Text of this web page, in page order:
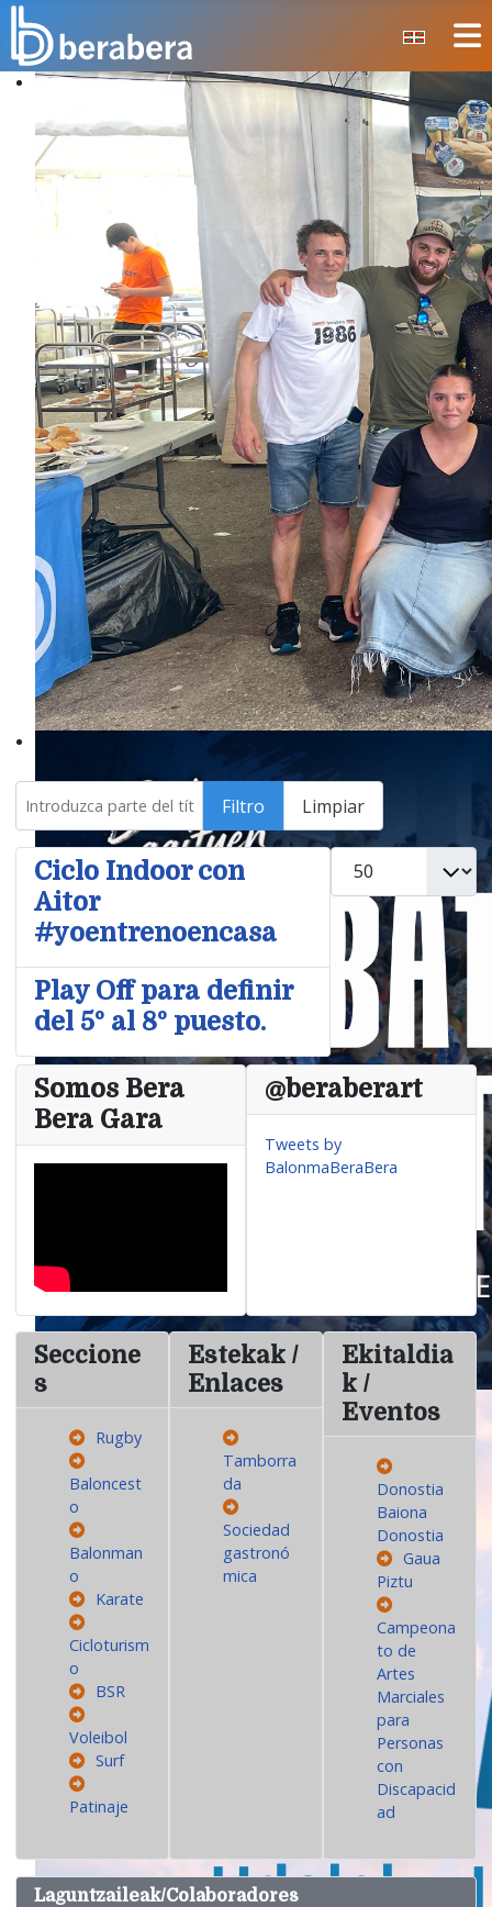
CERRAR
CLUB
MANTEO
SECCIONES
ÁREA SOCIAL
PREVENCIÓN DE LA VIOLENCIA
BERA BERA IZARRAK
Filtro Limpiar
Cantidad
Ciclo Indoor con
Aitor
#yoentrenoencasa
Play Off para definir
del 5º al 8º puesto.
Somos Bera
Bera Gara
@beraberart
Tweets by
BalonmaBeraBera
Seccione
s
Rugby
Baloncest
o
Balonman
o
Karate
Cicloturism
o
BSR
Voleibol
Surf
Patinaje
Estekak /
Enlaces
Tamborra
da
Sociedad
gastronó
mica
Ekitaldia
k /
Eventos
Donostia
Baiona
Donostia
Gaua
Piztu
Campeona
to de
Artes
Marciales
para
Personas
con
Discapacid
ad
Laguntzaileak/Colaboradores